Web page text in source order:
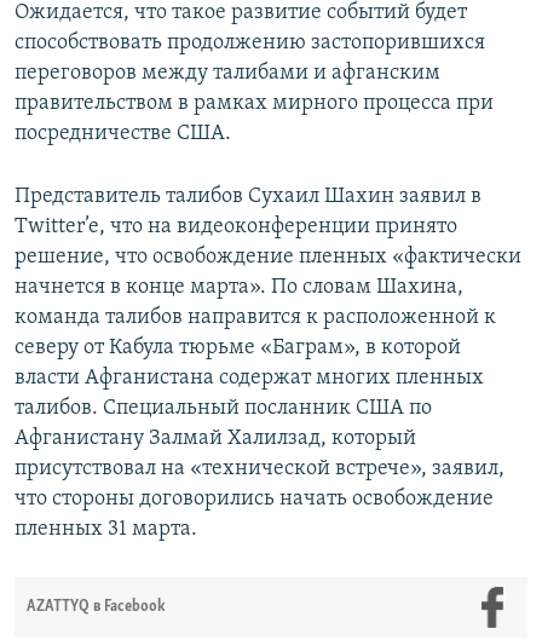
Ожидается, что такое развитие событий будет
способствовать продолжению застопорившихся
переговоров между талибами и афганским
правительством в рамках мирного процесса при
посредничестве США.
Представитель талибов Сухаил Шахин заявил в
Twitter’e, что на видеоконференции принято
решение, что освобождение пленных «фактически
начнется в конце марта». По словам Шахина,
команда талибов направится к расположенной к
северу от Кабула тюрьме «Баграм», в которой
власти Афганистана содержат многих пленных
талибов. Специальный посланник США по
Афганистану Залмай Халилзад, который
присутствовал на «технической встрече», заявил,
что стороны договорились начать освобождение
пленных 31 марта.
AZATTYQ в Facebook